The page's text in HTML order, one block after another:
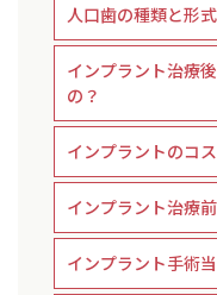
人口歯の種類と形式
インプラント治療
の？
インプラントのコ
インプラント治療
インプラント手術